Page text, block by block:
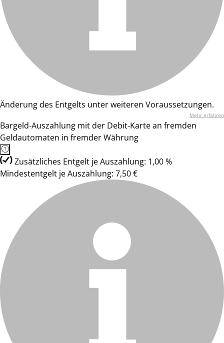
Änderung des Entgelts unter weiteren Voraussetzungen.
Mehr erfahren
Bargeld-Auszahlung mit der Debit-Karte an fremden
Geldautomaten in fremder Währung
Zusätzliches Entgelt je Auszahlung: 1,00 %
Mindestentgelt je Auszahlung: 7,50 €